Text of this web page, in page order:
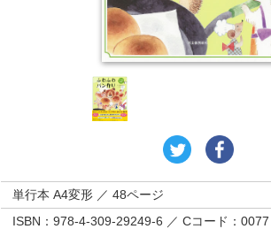
単行本 A4変形 ／ 48ページ
ISBN：978-4-309-29249-6 ／ Cコード：0077